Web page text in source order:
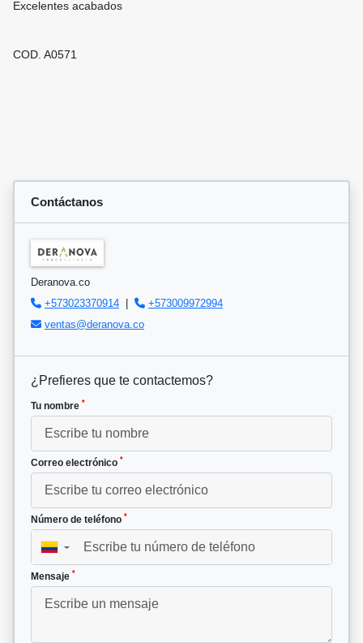
Excelentes acabados
COD. A0571
Contáctanos
Deranova.co
+573023370914 |
+573009972994
ventas@deranova.co
¿Prefieres que te contactemos?
Tu nombre *
Correo electrónico *
Número de teléfono *
▼
Mensaje *